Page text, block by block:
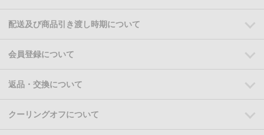
配送及び商品引き渡し時期について
会員登録について
返品・交換について
クーリングオフについて